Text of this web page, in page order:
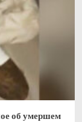
об умершем